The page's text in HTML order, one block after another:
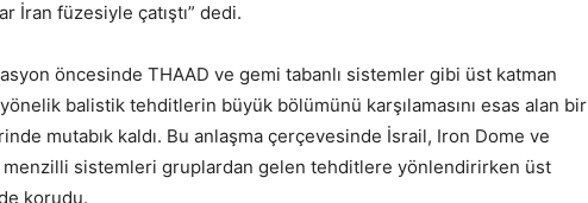
İran füzesiyle çatıştı” dedi.
öncesinde THAAD ve gemi tabanlı sistemler gibi üst katman
balistik tehditlerin büyük bölümünü karşılamasını esas alan bir
mutabık kaldı. Bu anlaşma çerçevesinde İsrail, Iron Dome ve
menzilli sistemleri gruplardan gelen tehditlere yönlendirirken üst
korudu.